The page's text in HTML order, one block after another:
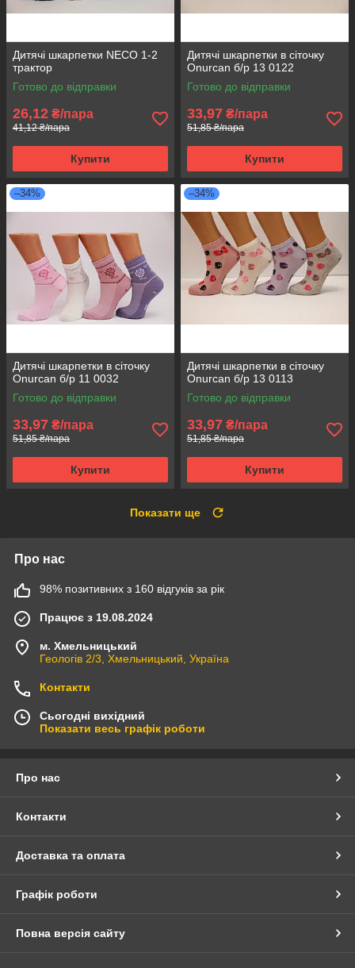
Дитячі шкарпетки NECO 1-2
трактор
Готово до відправки
26,12 ₴/пара
41,12 ₴/пара
Купити
Дитячі шкарпетки в сіточку
Onurcan б/р 13 0122
Готово до відправки
33,97 ₴/пара
51,85 ₴/пара
Купити
–34%
Дитячі шкарпетки в сіточку
Onurcan б/р 11 0032
Готово до відправки
33,97 ₴/пара
51,85 ₴/пара
Купити
–34%
Дитячі шкарпетки в сіточку
Onurcan б/р 13 0113
Готово до відправки
33,97 ₴/пара
51,85 ₴/пара
Купити
Показати ще
Про нас
98% позитивних з 160 відгуків за рік
Працює з 19.08.2024
м. Хмельницький
Геологів 2/3, Хмельницький, Україна
Контакти
Сьогодні вихідний
Показати весь графік роботи
Про нас
Контакти
Доставка та оплата
Графік роботи
Повна версія сайту